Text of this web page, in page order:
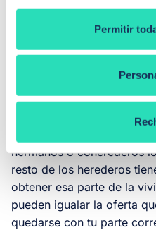
Permitir
¿Se puede
Se puede vender parte de
resto de los herederos no
hermanos o coherederos
resto de los herederos
obtener esa parte de la
pueden igualar la oferta
quedarse con tu parte